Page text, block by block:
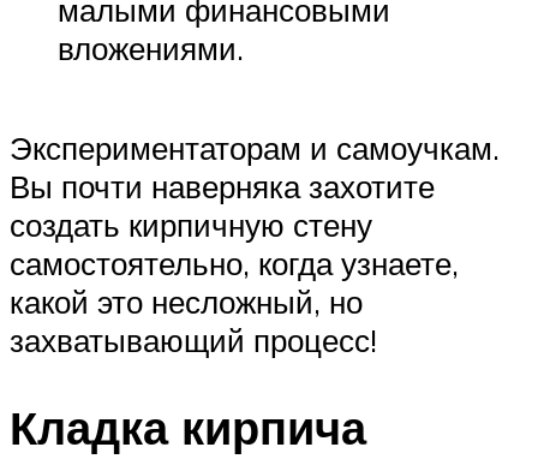
малыми финансовыми
вложениями.
Экспериментаторам и самоучкам.
Вы почти наверняка захотите
создать кирпичную стену
самостоятельно, когда узнаете,
какой это несложный, но
захватывающий процесс!
Кладка кирпича